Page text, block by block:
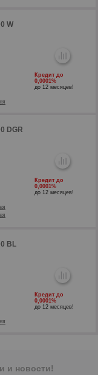
W
р
Кредит до
0,0001%
до 12 месяцев!
DGR
Кредит до
0,0001%
до 12 месяцев!
BL
Кредит до
0,0001%
до 12 месяцев!
и новости!